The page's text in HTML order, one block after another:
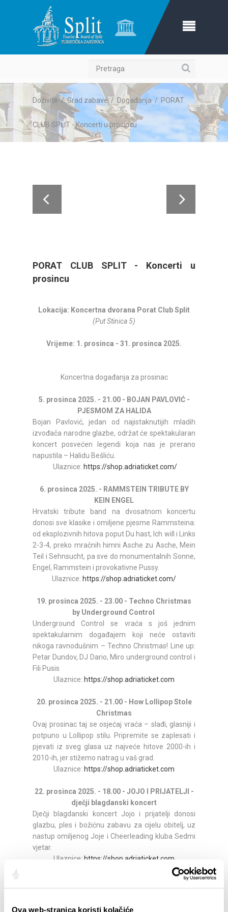
Ova web-stranica koristi kolačiće
Pretraga
Doživite/Grad zabave/Događanja/ PORAT
CLUB SPLIT - Koncerti u prosincu
PORAT CLUB SPLIT - Koncerti u
prosincu
Lokacija: Koncertna dvorana Porat Club Split
(Put Stinica 5)
Vrijeme: 1. prosinca - 31. prosinca 2025.
Koncertna događanja za prosinac
5. prosinca 2025. - 21.00 - BOJAN PAVLOVIĆ -
PJESMOM ZA HALIDA
Bojan Pavlović, jedan od najistaknutijih mladih
izvođača narodne glazbe, održat će spektakularan
koncert posvećen legendi koja nas je prerano
napustila – Halidu Bešliću.
Ulaznice: https://shop.adriaticket.com/
6. prosinca 2025. - RAMMSTEIN TRIBUTE BY
KEIN ENGEL
Hrvatski tribute band na dvosatnom koncertu
donosi sve klasike i omiljene pjesme Rammsteina:
od eksplozivnih hitova poput Du hast, Ich will i Links
2-3-4, preko mračnih himni Asche zu Asche, Mein
Teil i Sehnsucht, pa sve do monumentalnih Sonne,
Engel, Rammstein i provokativne Pussy.
Ulaznice: https://shop.adriaticket.com/
19. prosinca 2025. - 23.00 - Techno Christmas
by Underground Control
Underground Control se vraća s još jednim
spektakularnim događajem koji neće ostaviti
nikoga ravnodušnim – Techno Christmas! Line up:
Petar Dundov, DJ Dario, Miro underground control i
Fili Pusis
Ulaznice: https://shop.adriaticket.com
20. prosinca 2025. - 21.00 - How Lollipop Stole
Christmas
Ovaj prosinac taj se osjećaj vraća – slađi, glasniji i
potpuno u Lollipop stilu. Pripremite se zaplesati i
pjevati iz sveg glasa uz najveće hitove 2000-ih i
2010-ih, jer stižemo natrag u vaš grad.
Ulaznice: https://shop.adriaticket.com
22. prosinca 2025. - 18.00 - JOJO I PRIJATELJI -
dječji blagdanski koncert
Dječji blagdanski koncert Jojo i prijatelji donosi
glazbu, ples i božićnu zabavu za cijelu obitelj, uz
nastup omiljenog Joje i Cheerleading kluba Sedmi
vjetar.
Ulaznice: https://shop.adriaticket.com
25. studenog 2025. - 21.00 - TBF - BOŽIĆNI